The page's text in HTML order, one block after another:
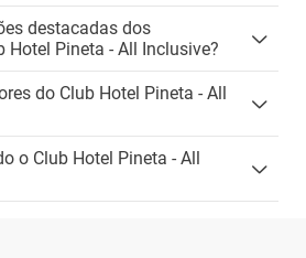
destacadas dos
Hotel Pineta - All Inclusive?
do Club Hotel Pineta - All
o Club Hotel Pineta - All